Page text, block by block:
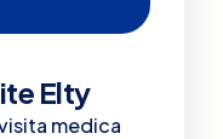
Elty
medica